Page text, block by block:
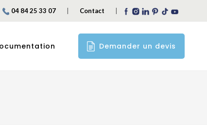
04 84 25 33 07 | Contact |
Demander un devis